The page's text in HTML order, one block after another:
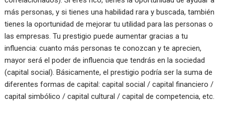
más personas, y si tienes una habilidad rara y buscada, también
tienes la oportunidad de mejorar tu utilidad para las personas o
las empresas. Tu prestigio puede aumentar gracias a tu
influencia: cuanto más personas te conozcan y te aprecien,
mayor será el poder de influencia que tendrás en la sociedad
(capital social). Básicamente, el prestigio podría ser la suma de
diferentes formas de capital: capital social / capital financiero /
capital simbólico / capital cultural / capital de competencia, etc.